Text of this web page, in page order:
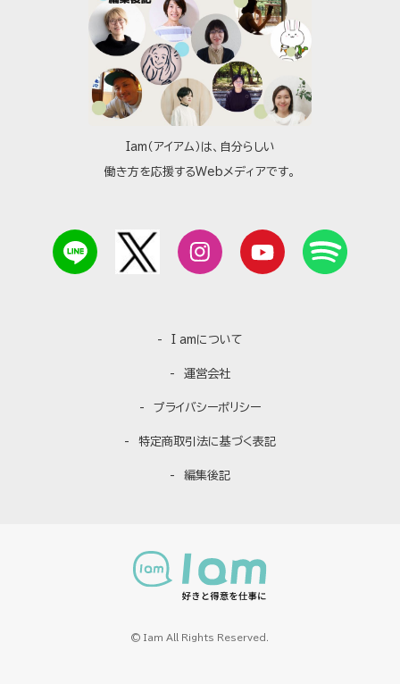
Iam（アイアム）は、自分らしい
働き方を応援するWebメディアです。
I amについて
運営会社
プライバシーポリシー
特定商取引法に基づく表記
編集後記
© Iam All Rights Reserved.